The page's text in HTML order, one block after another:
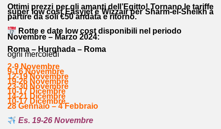
Ottimi prezzi per gli amanti dell’Egitto! Tornano le tariffe
super low cost Easyjet e Wizzair per Sharm-el-Sheikh a
partire da soli €50 andata e ritorno.
Rotte e date low cost disponibili nel periodo
Novembre – Marzo 2024:
Roma – Hurghada – Roma
ogni mercoledì
2-9 Novembre
9-16 Novembre
12-19 Novembre
19-26 Novembre
23-30 Novembre
10-17 Dicembre
14-21 Dicembre
10-17 Dicembre
28 Gennaio – 4 Febbraio
Es. 19-26 Novembre